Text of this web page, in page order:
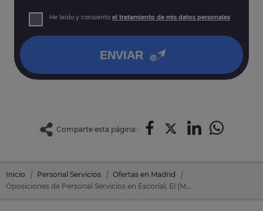
Derechos: Puede acceder, rectificar y suprimir sus datos,
así como otros derechos tal y como se explica en nuestra
He leído y consiento el tratamiento de mis datos personales
ENVIAR
Comparte esta página:
Inicio Personal Servicios
Ofertas en Madrid
Oposiciones de Personal Servicios en Escorial, El (Madrid)